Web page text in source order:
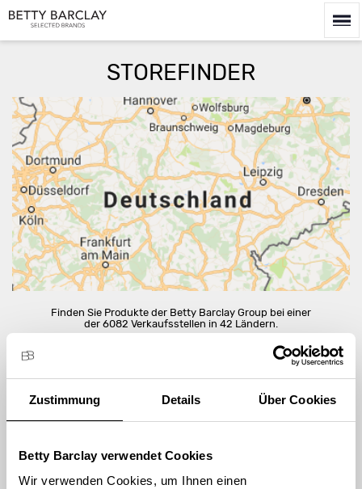
Zustimmung Details Über Cookies
Betty Barclay verwendet Cookies
Wir verwenden Cookies, um Ihnen einen
STOREFINDER
Route berechnen
Finden Sie Produkte der Betty Barclay Group bei einer
der 6082 Verkaufsstellen in 42 Ländern.